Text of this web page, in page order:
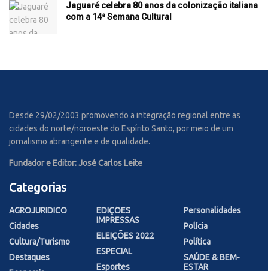
Jaguaré celebra 80 anos da colonização italiana
com a 14ª Semana Cultural
Desde 29/02/2003 promovendo a integração regional entre as
cidades do norte/noroeste do Espírito Santo, por meio de um
jornalismo abrangente e de qualidade.
Fundador e Editor: José Carlos Leite
Categorias
AGROJURIDICO
Cidades
Cultura/Turismo
Destaques
EDIÇÕES
IMPRESSAS
ELEIÇÕES 2022
ESPECIAL
Esportes
Personalidades
Polícia
Política
SAÚDE & BEM-
ESTAR